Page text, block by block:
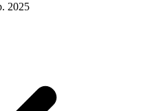
2025